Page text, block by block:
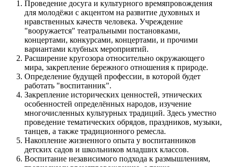
Проведение досуга и культурного времяпровождения
для молодёжи с акцентом на развитие духовных и
нравственных качеств человека. Учреждение
"вооружается" театральными постановками,
концертами, конкурсами, концертами, и прочими
вариантами клубных мероприятий.
Расширение кругозора относительно окружающего
мира, закрепление бережного отношения к природе.
Определение будущей профессии, в которой будет
работать "воспитанник".
Закрепление исторических ценностей, этнических
особенностей определённых народов, изучение
многочисленных культурных традиций. Здесь уместно
проведение тематических обрядов, праздников, музыки,
танцев, а также традиционного ремесла.
Накопление жизненного опыта у воспитанников
детских садов и школьников младших классов.
Воспитание независимого подхода к размышлениям,